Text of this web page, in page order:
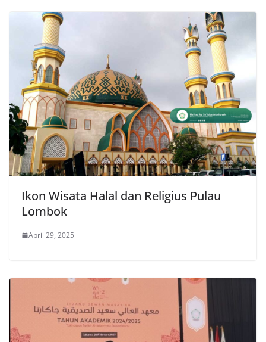
Ikon Wisata Halal dan Religius Pulau
Lombok
April 29, 2025